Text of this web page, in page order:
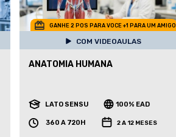
GANHE 2 POS PARA VOCE +1 PARA UM AMIGO
COM VIDEOAULAS
ANATOMIA HUMANA
LATO SENSU 100% EAD
360 A 720H 2 A 12 MESES